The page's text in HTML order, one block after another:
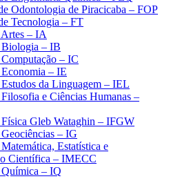
Odontologia de Piracicaba – FOP
Tecnologia – FT
– IA
– IB
– IC
– IE
da Linguagem – IEL
e Ciências Humanas –
Gleb Wataghin – IFGW
– IG
Estatística e
Científica – IMECC
– IQ